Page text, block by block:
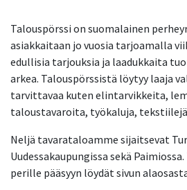
Talouspörssi on suomalainen
asiakkaitaan jo vuosia tarjoamalla
edullisia tarjouksia ja laadukkaita
arkea. Talouspörssistä löytyy laaja
tarvittavaa kuten elintarvikkeita,
taloustavaroita, työkaluja,
Neljä tavarataloamme sijaitsevat
Uudessakaupungissa sekä
perille pääsyyn löydät sivun